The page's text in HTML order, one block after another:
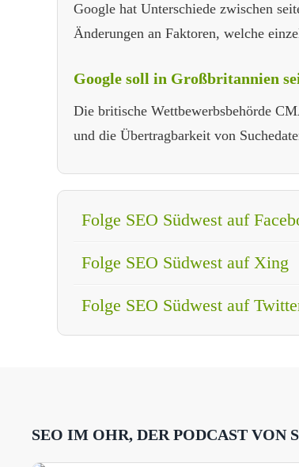
Google hat Unterschiede zwischen
Änderungen an Faktoren, welche
Google soll in Großbritannien
Die britische Wettbewerbsbehörde
und die Übertragbarkeit von
Folge SEO Südwest auf
Folge SEO Südwest auf Xing
Folge SEO Südwest auf
SEO IM OHR, DER PODCAST VON